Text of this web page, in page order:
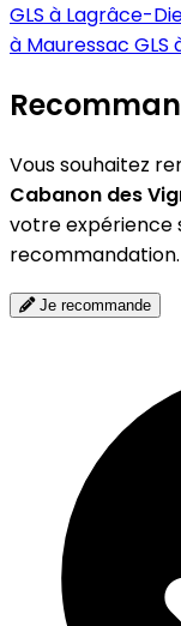
GLS à Lagrâce-
à Mauressac GLS
Vous souhaitez
Cabanon des
votre expérience
recommandation.
Je recommande